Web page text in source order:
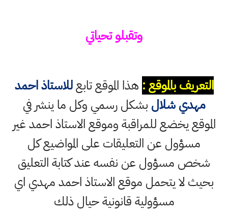
وتقبلو تحياتي
التعريف بالموقع : هذا الموقع تابعللاستاذ احمد
مهدي شلال بشكل رسمي وكل ما ينشر في
الموقع يخضع للمراقبة وموقع الاستاذ احمد غير
مسؤول عن التعليقات على المواضيع كل
شخص مسؤول عن نفسه عند كتابة التعليق
بحيث لا يتحمل موقع الاستاذ احمد مهدي اي
مسؤولية قانونية حيال ذلك